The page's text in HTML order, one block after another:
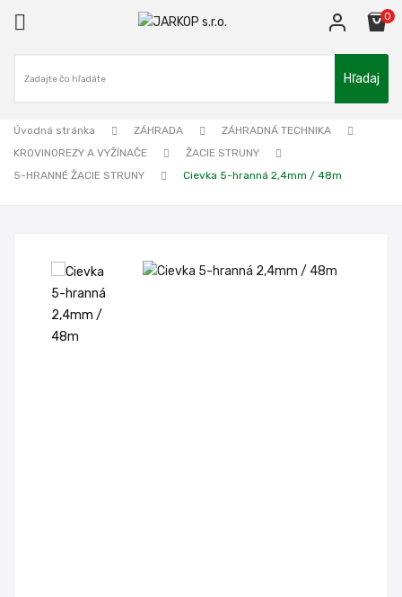
 0
Hľadaj
Úvodná stránka ZÁHRADA
ZÁHRADNÁ TECHNIKA
KROVINOREZY A VYŽÍNAČE
ŽACIE STRUNY
5-HRANNÉ ŽACIE STRUNY
Cievka 5-hranná 2,4mm / 48m